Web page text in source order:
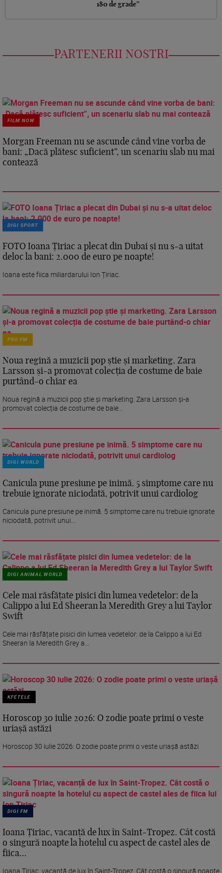
180 de grade”
PARTENERII NOSTRI
FILM NOW
Morgan Freeman nu se ascunde când vine vorba de
bani: „Dacă plătesc suficient”, un scenariu slab nu mai
contează
DIGI SPORT
FOTO Ioana Țiriac a plecat din Dubai și nu s-a uitat
deloc la bani: 2.000 de euro pe noapte!
Ioana este fiica miliardarului Ion Țiriac.
PRO FM
Noua regină a muzicii pop știe și marketing. Zara
Larsson și-a promovat colecția de costume de baie
purtând-o chiar ea
Noua regină a muzicii pop știe și marketing. Zara Larsson și-a
promovat colecția de costume de baie...
DIGI WORLD
Canicula pune presiune pe inimă. 5 simptome care nu
trebuie ignorate niciodată, potrivit unui cardiolog
Canicula pune presiune pe inimă. 5 simptome care nu trebuie ignorate
niciodată, potrivit unui...
DIGI ANIMAL WORLD
Cele mai răsfățate pisici din lumea vedetelor: de la
Calippo a lui Ed Sheeran la Meredith Grey a lui Taylor
Swift
Cele mai răsfățate pisici din lumea vedetelor: de la Calippo a lui Ed
Sheeran la Meredith Grey a...
KFETELE
Horoscop 30 iulie 2026: O zodie poate primi o veste
uriașă astăzi
Horoscop 30 iulie 2026: O zodie poate primi o veste uriașă astăzi
DIGI FM
Ioana Țiriac, vacanță de lux în Saint-Tropez. Cât costă
o singură noapte la hotelul cu aspect de castel ales de
fiica...
Ioana Țiriac, vacanță de lux în Saint-Tropez. Cât costă o singură noapte